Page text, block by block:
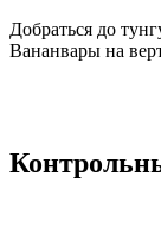
Добраться до
Вананвары на